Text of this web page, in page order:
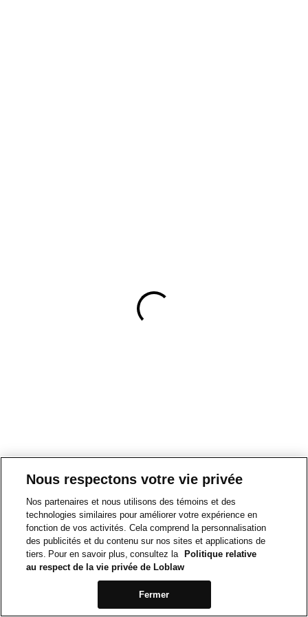
Nous respectons votre vie privée
Nos partenaires et nous utilisons des témoins et des
technologies similaires pour améliorer votre expérience en
fonction de vos activités. Cela comprend la personnalisation
des publicités et du contenu sur nos sites et applications de
tiers. Pour en savoir plus, consultez la
Politique relative
au respect de la vie privée de Loblaw
Fermer